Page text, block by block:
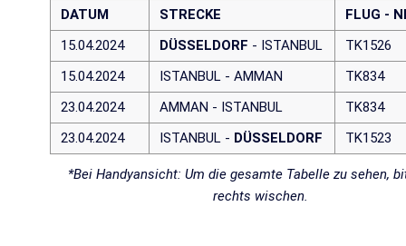
DATUM STRECKE
FLUG -
15.04.2024
DÜSSELDORF - ISTANBUL
TK1526
15.04.2024
ISTANBUL - AMMAN
TK834
23.04.2024
AMMAN - ISTANBUL
TK834
23.04.2024
ISTANBUL - DÜSSELDORF TK1523
*Bei Handyansicht: Um die gesamte Tabelle zu sehen,
rechts wischen.